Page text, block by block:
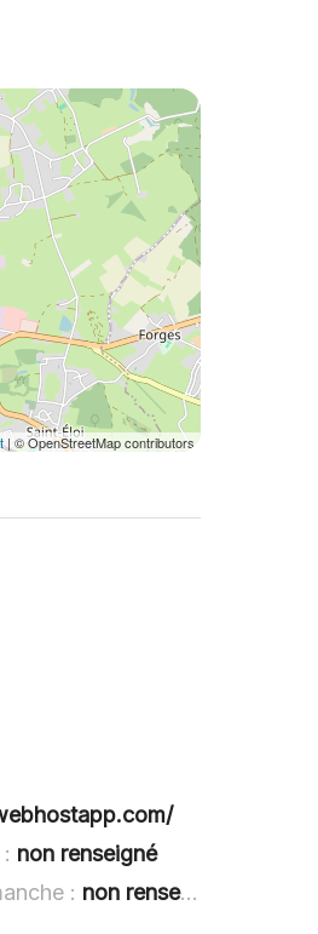
| © OpenStreetMap contributors
non renseigné
: non renseigné